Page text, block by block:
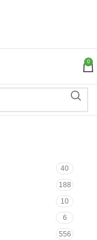
0
40
188
10
6
556